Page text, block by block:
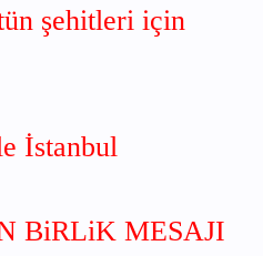
şehitleri için
İstanbul
BiRLiK MESAJI